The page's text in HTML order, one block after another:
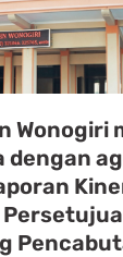
Wonogiri
dengan